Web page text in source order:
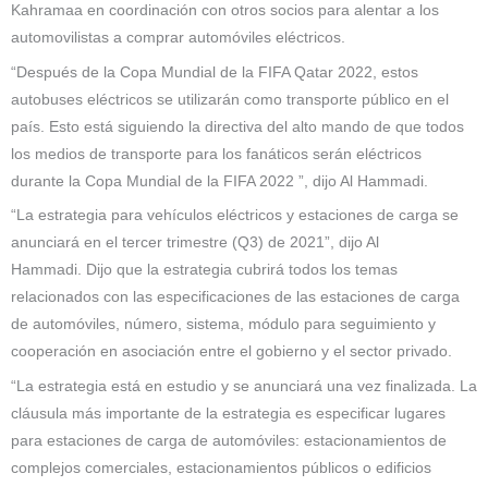
Kahramaa en coordinación con otros socios para alentar a los
automovilistas a comprar automóviles eléctricos.
“Después de la Copa Mundial de la FIFA Qatar 2022, estos
autobuses eléctricos se utilizarán como transporte público en el
país. Esto está siguiendo la directiva del alto mando de que todos
los medios de transporte para los fanáticos serán eléctricos
durante la Copa Mundial de la FIFA 2022 ”, dijo Al Hammadi.
“La estrategia para vehículos eléctricos y estaciones de carga se
anunciará en el tercer trimestre (Q3) de 2021”, dijo Al
Hammadi. Dijo que la estrategia cubrirá todos los temas
relacionados con las especificaciones de las estaciones de carga
de automóviles, número, sistema, módulo para seguimiento y
cooperación en asociación entre el gobierno y el sector privado.
“La estrategia está en estudio y se anunciará una vez finalizada. La
cláusula más importante de la estrategia es especificar lugares
para estaciones de carga de automóviles: estacionamientos de
complejos comerciales, estacionamientos públicos o edificios